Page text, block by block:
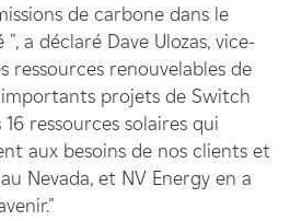
de carbone dans le
a déclaré Dave Ulozas, vice-
ressources renouvelables de
importants projets de Switch
ressources solaires qui
aux besoins de nos clients et
Nevada, et NV Energy en a